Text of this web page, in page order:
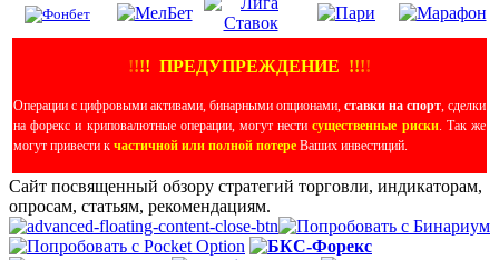
!!!! ПРЕДУПРЕЖДЕНИЕ !!!!
Операции с цифровыми активами, бинарными опционами, ставки на спорт, сделки
на форекс и криповалютные операции, могут нестисущественные риски. Так же
могут привести к частичной или полной потере Ваших инвестиций.
Сайт посвященный обзору стратегий торговли, индикаторам,
опросам, статьям, рекомендациям.